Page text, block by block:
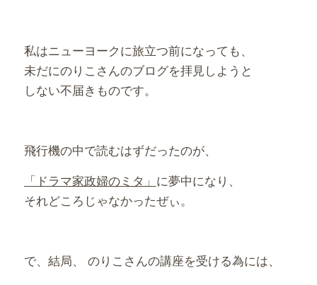
私はニューヨークに旅立つ前になっても、
未だにのりこさんのブログを拝見しようと
しない不届きものです。
飛行機の中で読むはずだったのが、
「ドラマ家政婦のミタ」 に夢中になり、
それどころじゃなかったぜぃ。
で、結局、 のりこさんの講座を受ける為には、